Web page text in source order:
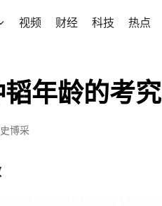
视频 财经 科技 热点
年龄的考究
博采